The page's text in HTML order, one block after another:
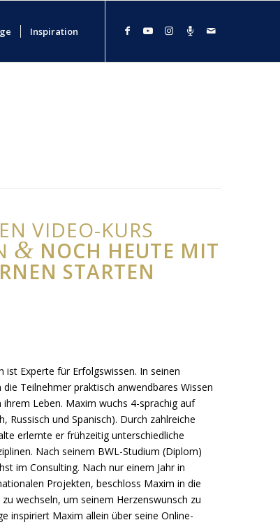
Inspiration
VIDEO-KURS
& NOCH HEUTE MIT
STARTEN
ist Experte für Erfolgswissen. In seinen
die Teilnehmer praktisch anwendbares Wissen
Leben. Maxim wuchs 4-sprachig auf
Russisch und Spanisch). Durch zahlreiche
erlernte er frühzeitig unterschiedliche
Nach seinem BWL-Studium (Diplom)
im Consulting. Nach nur einem Jahr in
Projekten, beschloss Maxim in die
wechseln, um seinem Herzenswunsch zu
inspiriert Maxim allein über seine Online-